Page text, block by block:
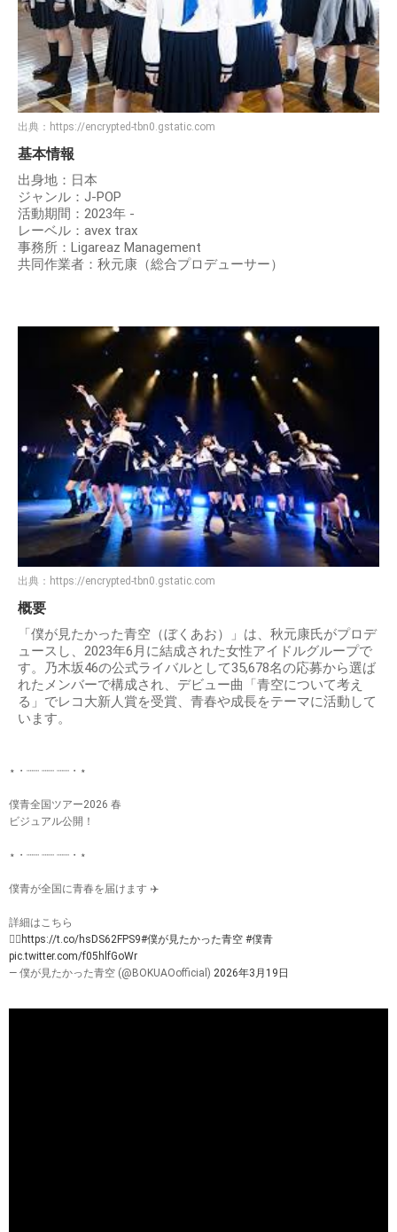
出典： https://encrypted-tbn0.gstatic.com
基本情報
出身地：日本
ジャンル：J-POP
活動期間：2023年 -
レーベル：avex trax
事務所：Ligareaz Management
共同作業者：秋元康（総合プロデューサー）
出典： https://encrypted-tbn0.gstatic.com
概要
「僕が見たかった青空（ぼくあお）」は、秋元康氏がプロデ
ュースし、2023年6月に結成された女性アイドルグループで
す。乃木坂46の公式ライバルとして35,678名の応募から選ば
れたメンバーで構成され、デビュー曲「青空について考え
る」でレコ大新人賞を受賞、青春や成長をテーマに活動して
います。
⋆・┈┈ ┈┈ ┈┈・⋆
僕青全国ツアー2026 春
ビジュアル公開！
⋆・┈┈ ┈┈ ┈┈・⋆
僕青が全国に青春を届けます ✈️
詳細はこちら
👉🏻 https://t.co/hsDS62FPS9#僕が見たかった青空 #僕青
pic.twitter.com/f05hlfGoWr
— 僕が見たかった青空 (@BOKUAOofficial) 2026年3月19日